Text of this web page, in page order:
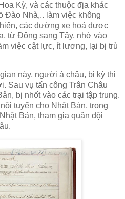
Kỳ, và các thuộc địa khác
Đào Nhà,.. làm việc không
các đường xe hoả được
từ Đông sang Tây, nhờ vào
việc cật lực, ít lương, lại bị trù
này, người á châu, bị kỳ thị
Sau vụ tấn công Trân Châu
bị nhốt vào các trại tập trung.
tuyến cho Nhật Bản, trong
Bản, tham gia quân đội